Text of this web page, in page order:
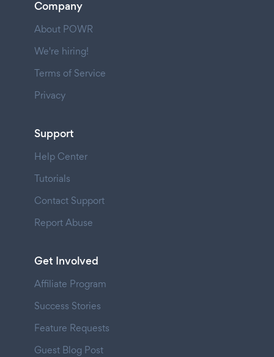
Company
About POWR
We're hiring!
Terms of Service
Privacy
Support
Help Center
Tutorials
Contact Support
Report Abuse
Get Involved
Affiliate Program
Success Stories
Feature Requests
Guest Blog Post